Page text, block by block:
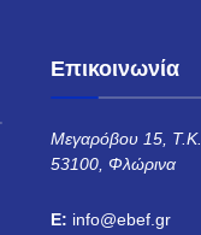
Επικοινωνία
Μεγαρόβου 15, Τ.Κ.
53100, Φλώρινα
E: info@ebef.gr